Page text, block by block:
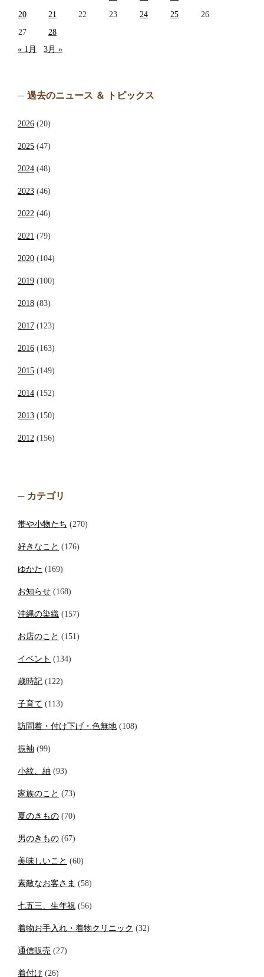
20
21 22 23 24 25
26
27
28
« 1月
3月 »
過去のニュース ＆ トピックス
2026 (20)
2025 (47)
2024 (48)
2023 (46)
2022 (46)
2021 (79)
2020 (104)
2019 (100)
2018 (83)
2017 (123)
2016 (163)
2015 (149)
2014 (152)
2013 (150)
2012 (156)
カテゴリ
帯や小物たち (270)
好きなこと (176)
ゆかた (169)
お知らせ (168)
沖縄の染織 (157)
お店のこと (151)
イベント (134)
歳時記 (122)
子育て (113)
訪問着・付け下げ・色無地 (108)
振袖 (99)
小紋、紬 (93)
家族のこと (73)
夏のきもの (70)
男のきもの (67)
美味しいこと (60)
素敵なお客さま (58)
七五三、生年祝 (56)
着物お手入れ・着物クリニック (32)
通信販売 (27)
着付け (26)